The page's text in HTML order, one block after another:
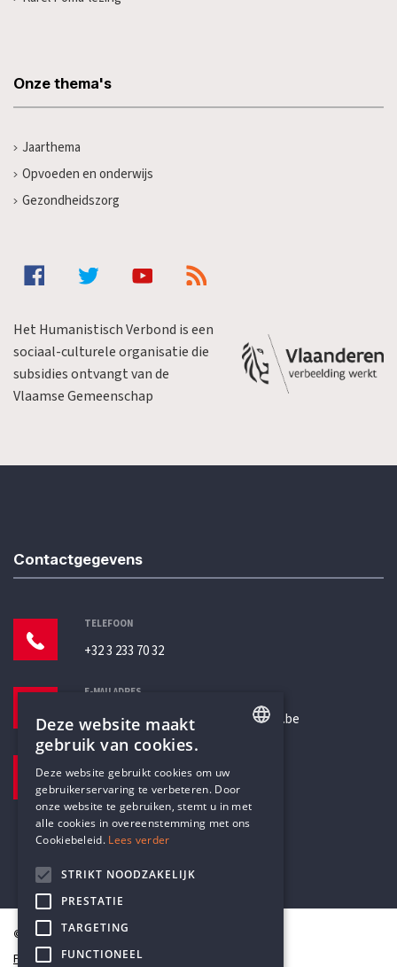
Onze thema's
Jaarthema
Opvoeden en onderwijs
Gezondheidszorg
Het Humanistisch Verbond is een
sociaal-culturele organisatie die
subsidies ontvangt van de
Vlaamse Gemeenschap
Contactgegevens
TELEFOON
+32 3 233 70 32
E-MAILADRES
secretariaat@humanistischverbond.be
Pottenbrug 4
Antwerpen, 2000
© Humanistisch Verbond 2026
Privacy
DUTCH
Deze website maakt
gebruik van cookies.
Deze website gebruikt cookies om uw
gebruikerservaring te verbeteren. Door
onze website te gebruiken, stemt u in met
alle cookies in overeenstemming met ons
Cookiebeleid. Lees verder
STRIKT NOODZAKELIJK
PRESTATIE
TARGETING
FUNCTIONEEL